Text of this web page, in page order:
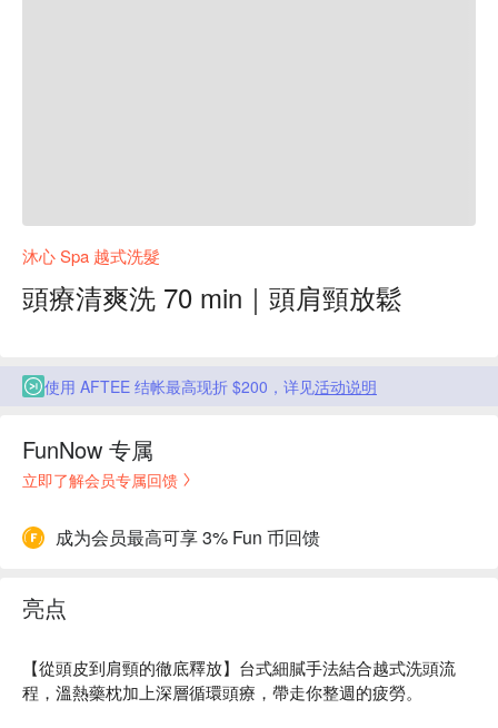
沐心 Spa 越式洗髮
頭療清爽洗 70 min｜頭肩頸放鬆
使用 AFTEE 结帐最高现折 $200，详见活动说明
FunNow 专属
立即了解会员专属回馈
成为会员最高可享 3% Fun 币回馈
亮点
【從頭皮到肩頸的徹底釋放】台式細膩手法結合越式洗頭流
程，溫熱藥枕加上深層循環頭療，帶走你整週的疲勞。